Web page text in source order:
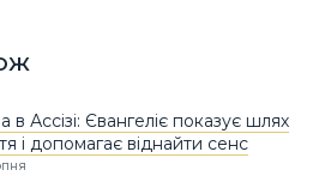
в Ассізі: Євангеліє показує шлях
і допомагає віднайти сенс